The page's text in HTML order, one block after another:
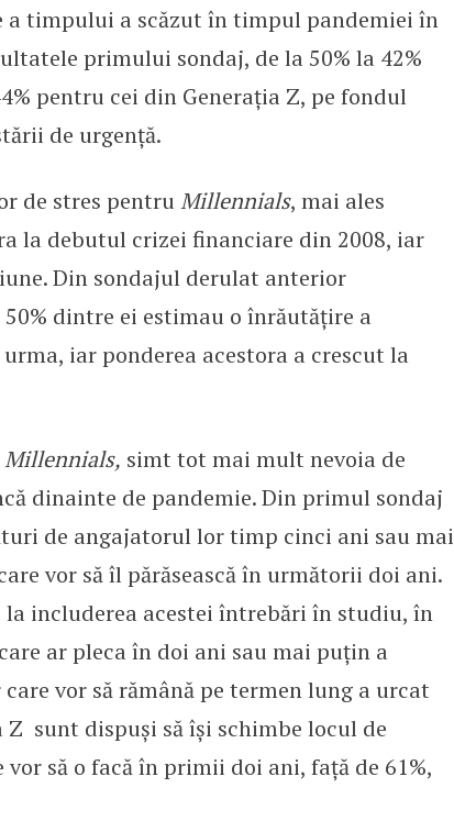
a timpului a scăzut în timpul pandemiei în
primului sondaj, de la 50% la 42%
pentru cei din Generația Z, pe fondul
de urgență.
de stres pentru Millennials, mai ales
la debutul crizei financiare din 2008, iar
Din sondajul derulat anterior
dintre ei estimau o înrăutățire a
iar ponderea acestora a crescut la
Millennials, simt tot mai mult nevoia de
dinainte de pandemie. Din primul sondaj
de angajatorul lor timp cinci ani sau mai
vor să îl părăsească în următorii doi ani.
la includerea acestei întrebări în studiu, în
ar pleca în doi ani sau mai puțin a
vor să rămână pe termen lung a urcat
Z sunt dispuși să își schimbe locul de
să o facă în primii doi ani, față de 61%,